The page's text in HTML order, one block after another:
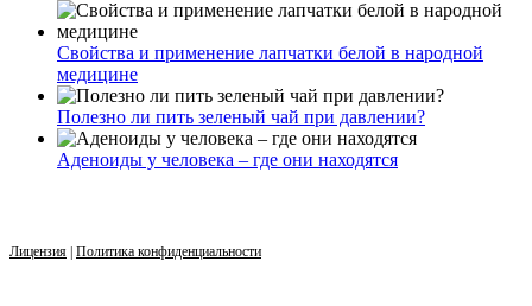
Свойства и применение лапчатки белой в народной
медицине
Полезно ли пить зеленый чай при давлении?
Аденоиды у человека – где они находятся
Лицензия | Политика конфиденциальности